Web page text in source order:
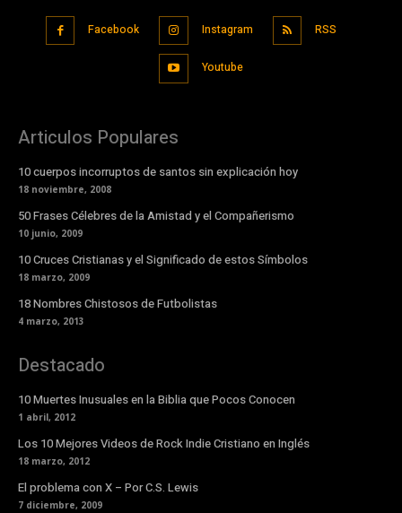
Facebook Instagram RSS
Youtube
Articulos Populares
10 cuerpos incorruptos de santos sin explicación hoy
18 noviembre, 2008
50 Frases Célebres de la Amistad y el Compañerismo
10 junio, 2009
10 Cruces Cristianas y el Significado de estos Símbolos
18 marzo, 2009
18 Nombres Chistosos de Futbolistas
4 marzo, 2013
Destacado
10 Muertes Inusuales en la Biblia que Pocos Conocen
1 abril, 2012
Los 10 Mejores Videos de Rock Indie Cristiano en Inglés
18 marzo, 2012
El problema con X – Por C.S. Lewis
7 diciembre, 2009